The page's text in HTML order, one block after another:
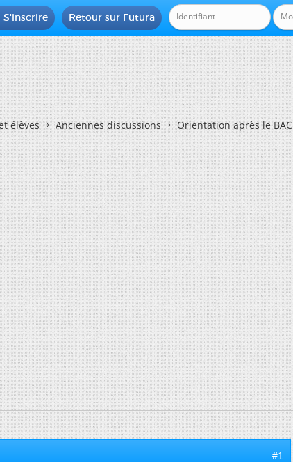
Retour sur Futura
S'inscrire
élèves Anciennes discussions Orientation après le BAC
#1